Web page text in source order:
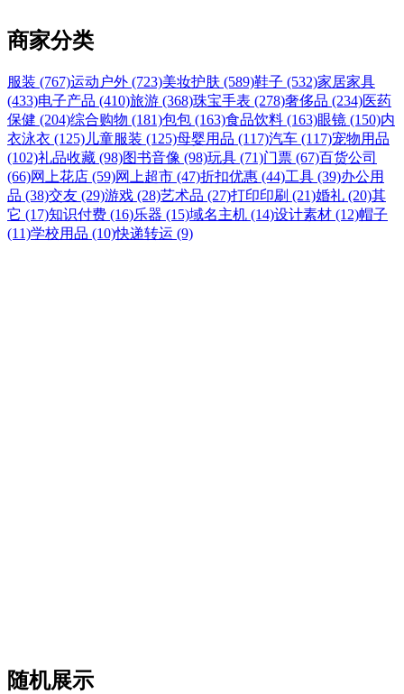
商家分类
服装 (767)运动户外 (723)美妆护肤 (589)鞋子 (532)家居家具
(433)电子产品 (410)旅游 (368)珠宝手表 (278)奢侈品 (234)医药
保健 (204)综合购物 (181)包包 (163)食品饮料 (163)眼镜 (150)内
衣泳衣 (125) 儿童服装 (125)母婴用品 (117)汽车 (117)宠物用品
(102)礼品收藏 (98)图书音像 (98)玩具 (71)门票 (67)百货公司
(66)网上花店 (59)网上超市 (47)折扣优惠 (44)工具 (39)办公用
品 (38)交友 (29)游戏 (28)艺术品 (27)打印印刷 (21)婚礼 (20)其
它 (17)知识付费 (16)乐器 (15)域名主机 (14)设计素材 (12)帽子
(11)学校用品 (10)快递转运 (9)
随机展示